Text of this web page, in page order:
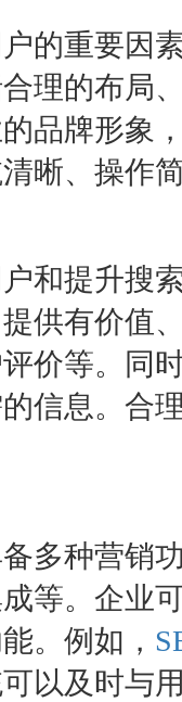
的重要因
理的布局
品牌形象
晰、操作
和提升搜
供有价值
价等。同
信息。合
多种营销
等。企业
。例如，
以及时与